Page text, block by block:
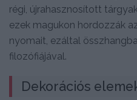
régi, újrahasznosított
ezek magukon hordozzák
nyomait, ezáltal
filozófiájával.
Dekorációs